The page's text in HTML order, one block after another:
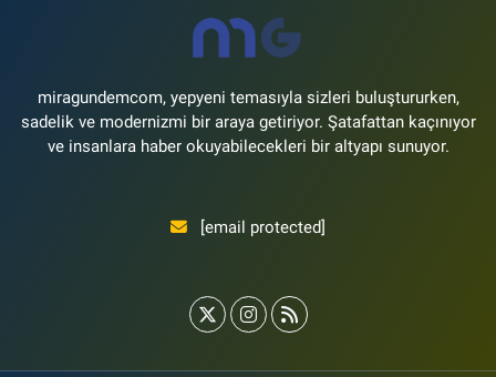
Şenlikköy Mahallesi Eski Halkalı Caddesi 33 Akvaryum Yanı Akua Florya
0 (212) 574 24 20
miragundemcom, yepyeni temasıyla sizleri buluştururken,
sadelik ve modernizmi bir araya getiriyor. Şatafattan kaçınıyor
ve insanlara haber okuyabilecekleri bir altyapı sunuyor.
[email protected]